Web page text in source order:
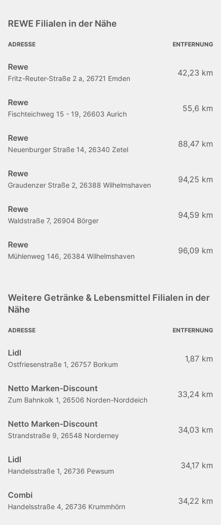
REWE Filialen in der Nähe
ADRESSE ENTFERNUNG
Rewe
Fritz-Reuter-Straße 2 a, 26721 Emden
42,23 km
Rewe
Fischteichweg 15 - 19, 26603 Aurich
55,6 km
Rewe
Neuenburger Straße 14, 26340 Zetel
88,47 km
Rewe
Graudenzer Straße 2, 26388 Wilhelmshaven
94,25 km
Rewe
Waldstraße 7, 26904 Börger
94,59 km
Rewe
Mühlenweg 146, 26384 Wilhelmshaven
96,09 km
Weitere Getränke & Lebensmittel Filialen in der
Nähe
ADRESSE ENTFERNUNG
Lidl
Ostfriesenstraße 1, 26757 Borkum
1,87 km
Netto Marken-Discount
Zum Bahnkolk 1, 26506 Norden-Norddeich
33,24 km
Netto Marken-Discount
Strandstraße 9, 26548 Norderney
34,03 km
Lidl
Handelsstraße 1, 26736 Pewsum
34,17 km
Combi
Handelsstraße 4, 26736 Krummhörn
34,22 km